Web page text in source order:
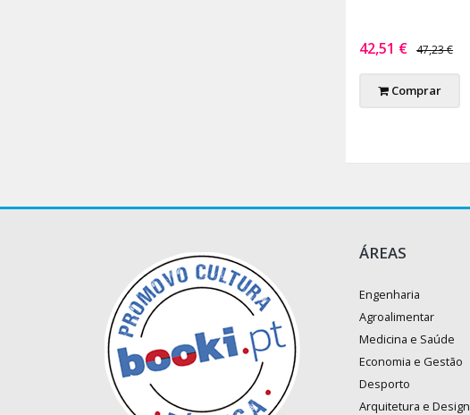
42,51 € 47,23 €
Comprar
ÁREAS
Engenharia
Agroalimentar
Medicina e Saúde
Economia e Gestão
Desporto
Arquitetura e Design